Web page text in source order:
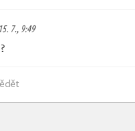
7., 9:49